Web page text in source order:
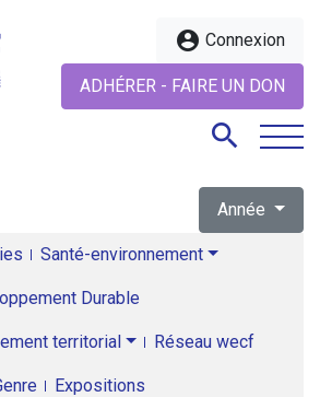
account_circle Connexion
ADHÉRER - FAIRE UN DON
search
Année
Santé-environnement
Durable
territorial Réseau wecf
Expositions